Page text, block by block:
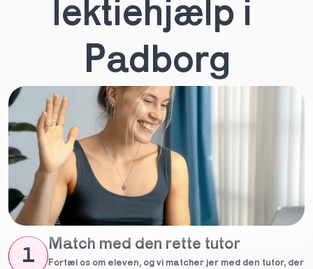
lektiehjælp i
Padborg
1
Match med den rette tutor
Fortæl os om eleven, og vi matcher jer med den tutor, der